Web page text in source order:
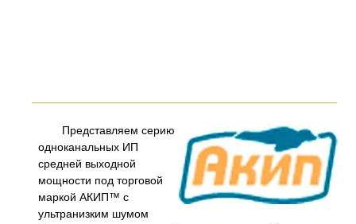
Представляем серию
одноканальных ИП
средней выходной
мощности под торговой
маркой АКИП™ с
ультранизким шумом